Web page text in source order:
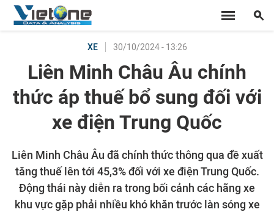
XE 30/10/2024 - 13:26
Liên Minh Châu Âu chính
thức áp thuế bổ sung đối với
xe điện Trung Quốc
Liên Minh Châu Âu đã chính thức thông qua đề xuất
tăng thuế lên tới 45,3% đối với xe điện Trung Quốc.
Động thái này diễn ra trong bối cảnh các hãng xe
khu vực gặp phải nhiều khó khăn trước làn sóng xe